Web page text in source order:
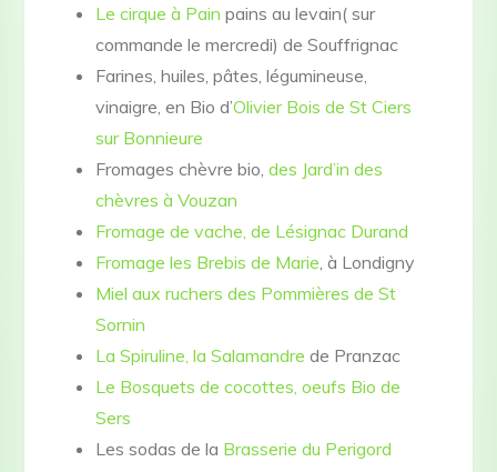
Le cirque à Pain pains au levain( sur
commande le mercredi) de Souffrignac
Farines, huiles, pâtes, légumineuse,
vinaigre, en Bio d’Olivier Bois de St Ciers
sur Bonnieure
Fromages chèvre bio,des Jard’in des
chèvres à Vouzan
Fromage de vache, de Lésignac Durand
Fromage les Brebis de Marie , à Londigny
Miel aux ruchers des Pommières de St
Sornin
La Spiruline, la Salamandre de Pranzac
Le Bosquets de cocottes, oeufs Bio de
Sers
Les sodas de la Brasserie du Perigord